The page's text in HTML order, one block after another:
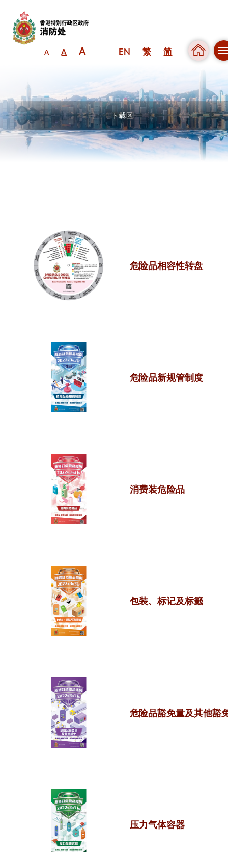
A A A EN 繁 简
危险品相容性转盘
危险品新规管制度
消费装危险品
包装、标记及标籤
危险品豁免量及其他豁
压力气体容器